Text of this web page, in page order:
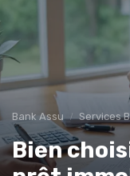
Bank Assu Services
Bien